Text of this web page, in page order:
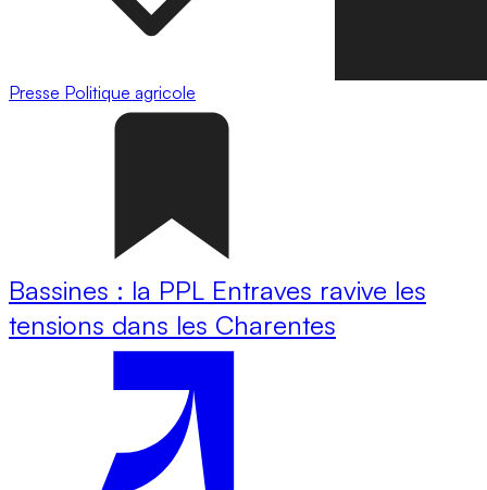
Presse Politique agricole
Bassines : la PPL Entraves ravive les
tensions dans les Charentes